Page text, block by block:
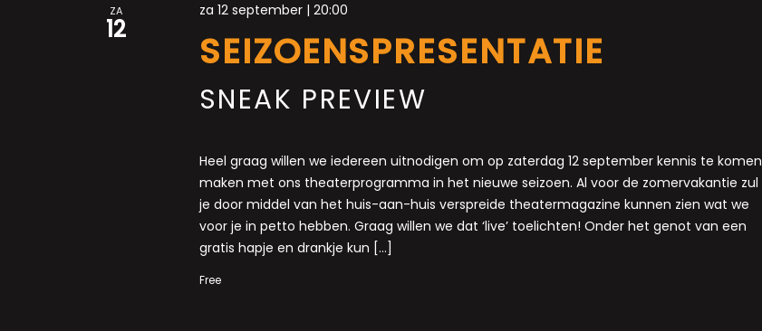
ZA
12
za 12 september | 20:00
SEIZOENSPRESENTATIE
SNEAK PREVIEW
Heel graag willen we iedereen uitnodigen om op zaterdag 12 september kennis te komen
maken met ons theaterprogramma in het nieuwe seizoen. Al voor de zomervakantie zul
je door middel van het huis-aan-huis verspreide theatermagazine kunnen zien wat we
voor je in petto hebben. Graag willen we dat ‘live’ toelichten! Onder het genot van een
gratis hapje en drankje kun […]
Free